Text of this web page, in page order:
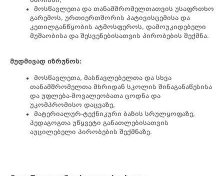
მოსწავლეთა და თანამშრომელთათვის უსაფრთხო
გარემოს, ურთიერთშორის პატივისცემისა და
კეთილგანწყობის ატმოსფეროს, დამოუკიდებელი
მუშაობისა და შესვენებისათვის პირობების შექმნა.
მუდმივად იზრუნოს:
მოსწავლეთა, მასწავლებელთა და სხვა
თანამშრომელთა მხრიდან სკოლის შინაგანაწესისა
და უფლება-მოვალეობათა ცოდნა და
უკომპრომისო დაცვაზე,
მატერიალურ-ტექნიკური ბაზის სრულყოფაზე,
პედაგოგთა უწყვეტი განათლებისათვის
აუცილებელი პირობების შექმნაზე.